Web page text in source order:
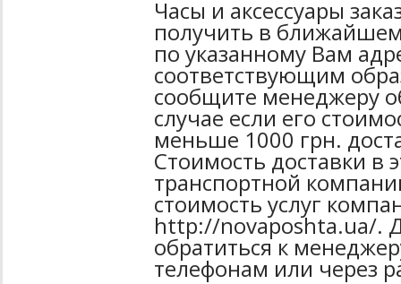
Часы и аксессуары
получить в
по указанному Вам
соответствующим
сообщите менеджеру
случае если его
меньше 1000 грн.
Стоимость доставки в
транспортной
стоимость услуг
http://novaposhta.ua/.
обратиться к
телефонам или через